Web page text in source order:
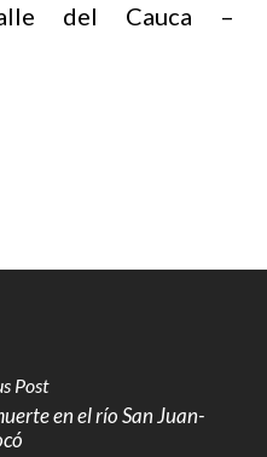
del Cauca –
Post
en el río San Juan-